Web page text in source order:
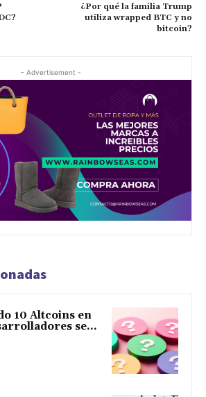
¿Por qué la familia Trump
utiliza wrapped BTC y no
bitcoin?
- Advertisement -
10 Altcoins en
se...